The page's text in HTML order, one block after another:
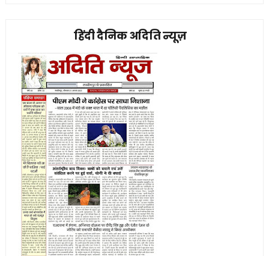
हिंदी दैनिक अदिति न्यूज़